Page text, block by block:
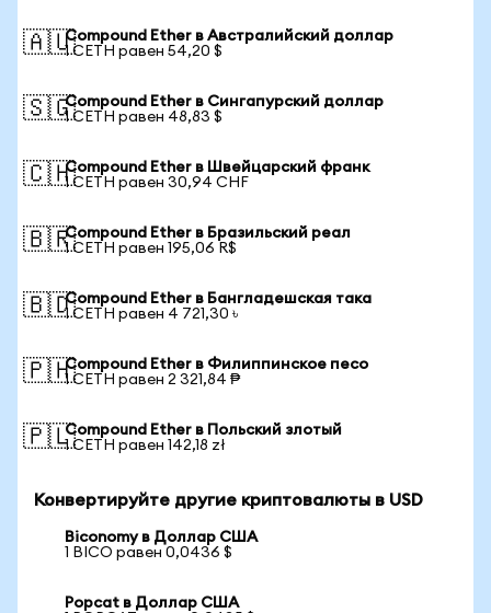
🇦🇺Compound Ether в Австралийский доллар
1 CETH равен 54,20 $
🇸🇬Compound Ether в Сингапурский доллар
1 CETH равен 48,83 $
🇨🇭Compound Ether в Швейцарский франк
1 CETH равен 30,94 CHF
🇧🇷Compound Ether в Бразильский реал
1 CETH равен 195,06 R$
🇧🇩Compound Ether в Бангладешская така
1 CETH равен 4 721,30 ৳
🇵🇭Compound Ether в Филиппинское песо
1 CETH равен 2 321,84 ₱
🇵🇱Compound Ether в Польский злотый
1 CETH равен 142,18 zł
Конвертируйте другие криптовалюты в USD
Biconomy в Доллар США
1 BICO равен 0,0436 $
Popcat в Доллар США